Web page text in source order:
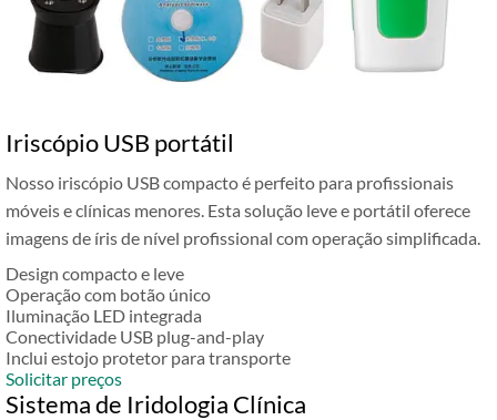
Iriscópio USB portátil
Nosso iriscópio USB compacto é perfeito para profissionais
móveis e clínicas menores. Esta solução leve e portátil oferece
imagens de íris de nível profissional com operação simplificada.
Design compacto e leve
Operação com botão único
Iluminação LED integrada
Conectividade USB plug-and-play
Inclui estojo protetor para transporte
Solicitar preços
Sistema de Iridologia Clínica